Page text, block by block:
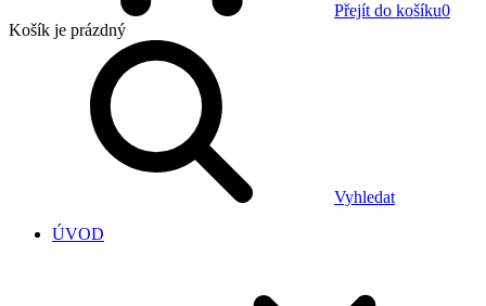
Přejít do košíku0
Košík je prázdný
Vyhledat
ÚVOD